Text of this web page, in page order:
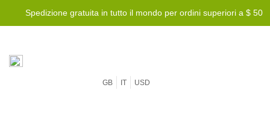
Spedizione gratuita in tutto il mondo per ordini superiori a $ 50
GB IT USD